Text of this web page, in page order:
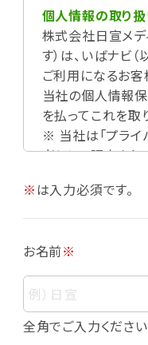
個人情報の取り
株式会社日宣メデ
す）は、いばナビ（
ご利用になるお客
当社の個人情報
を払ってこれを取
※ 当社は「プライ
者として認定され
個人情報
個人情報とは、お
て、当該情報を構
※は入力必須です。
お名前※
全角でご入力ください